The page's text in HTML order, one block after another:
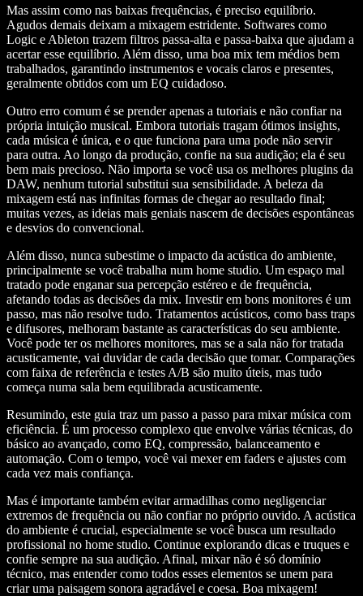
Mas assim como nas baixas frequências, é preciso equilíbrio.
Agudos demais deixam a mixagem estridente. Softwares como
Logic e Ableton trazem filtros passa-alta e passa-baixa que ajudam a
acertar esse equilíbrio. Além disso, uma boa mix tem médios bem
trabalhados, garantindo instrumentos e vocais claros e presentes,
geralmente obtidos com um EQ cuidadoso.
Outro erro comum é se prender apenas a tutoriais e não confiar na
própria intuição musical. Embora tutoriais tragam ótimos insights,
cada música é única, e o que funciona para uma pode não servir
para outra. Ao longo da produção, confie na sua audição; ela é seu
bem mais precioso. Não importa se você usa os melhores plugins da
DAW, nenhum tutorial substitui sua sensibilidade. A beleza da
mixagem está nas infinitas formas de chegar ao resultado final;
muitas vezes, as ideias mais geniais nascem de decisões espontâneas
e desvios do convencional.
Além disso, nunca subestime o impacto da acústica do ambiente,
principalmente se você trabalha num home studio. Um espaço mal
tratado pode enganar sua percepção estéreo e de frequência,
afetando todas as decisões da mix. Investir em bons monitores é um
passo, mas não resolve tudo. Tratamentos acústicos, como bass traps
e difusores, melhoram bastante as características do seu ambiente.
Você pode ter os melhores monitores, mas se a sala não for tratada
acusticamente, vai duvidar de cada decisão que tomar. Comparações
com faixa de referência e testes A/B são muito úteis, mas tudo
começa numa sala bem equilibrada acusticamente.
Resumindo, este guia traz um passo a passo para mixar música com
eficiência. É um processo complexo que envolve várias técnicas, do
básico ao avançado, como EQ, compressão, balanceamento e
automação. Com o tempo, você vai mexer em faders e ajustes com
cada vez mais confiança.
Mas é importante também evitar armadilhas como negligenciar
extremos de frequência ou não confiar no próprio ouvido. A acústica
do ambiente é crucial, especialmente se você busca um resultado
profissional no home studio. Continue explorando dicas e truques e
confie sempre na sua audição. Afinal, mixar não é só domínio
técnico, mas entender como todos esses elementos se unem para
criar uma paisagem sonora agradável e coesa. Boa mixagem!